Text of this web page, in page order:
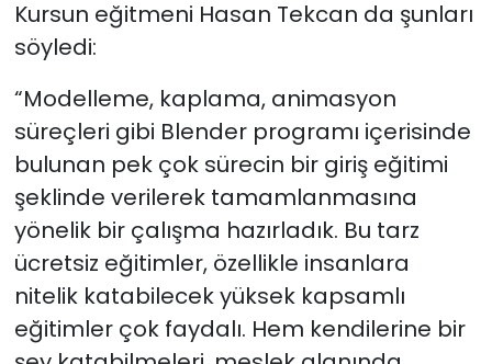
Kursun eğitmeni Hasan Tekcan da şunları
söyledi:
“Modelleme, kaplama, animasyon
süreçleri gibi Blender programı içerisinde
bulunan pek çok sürecin bir giriş eğitimi
şeklinde verilerek tamamlanmasına
yönelik bir çalışma hazırladık. Bu tarz
ücretsiz eğitimler, özellikle insanlara
nitelik katabilecek yüksek kapsamlı
eğitimler çok faydalı. Hem kendilerine bir